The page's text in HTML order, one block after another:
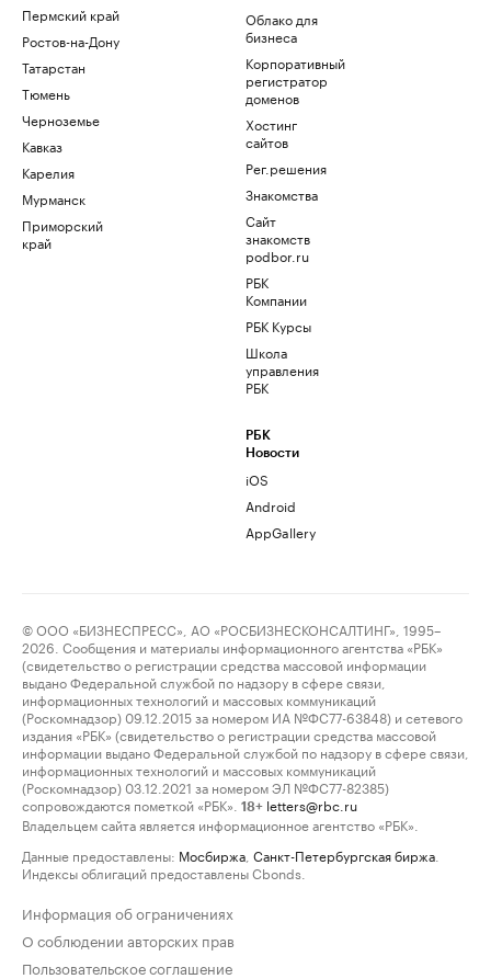
Пермский край
Ростов-на-Дону
Татарстан
Тюмень
Черноземье
Кавказ
Карелия
Мурманск
Приморский
край
Облако для
бизнеса
Корпоративный
регистратор
доменов
Хостинг
сайтов
Рег.решения
Знакомства
Сайт
знакомств
podbor.ru
РБК
Компании
РБК Курсы
Школа
управления
РБК
РБК
Новости
iOS
Android
AppGallery
© ООО «БИЗНЕСПРЕСС», АО «РОСБИЗНЕСКОНСАЛТИНГ», 1995–
2026. Сообщения и материалы информационного агентства «РБК»
(свидетельство о регистрации средства массовой информации
выдано Федеральной службой по надзору в сфере связи,
информационных технологий и массовых коммуникаций
(Роскомнадзор) 09.12.2015 за номером ИА №ФС77-63848) и сетевого
издания «РБК» (свидетельство о регистрации средства массовой
информации выдано Федеральной службой по надзору в сфере связи,
информационных технологий и массовых коммуникаций
(Роскомнадзор) 03.12.2021 за номером ЭЛ №ФС77-82385)
сопровождаются пометкой «РБК».
18+ letters@rbc.ru
Владельцем сайта является информационное агентство «РБК».
Данные предоставлены: Мосбиржа Санкт-Петербургская биржа
Индексы облигаций предоставлены Cbonds.
Информация об ограничениях
О соблюдении авторских прав
Пользовательское соглашение